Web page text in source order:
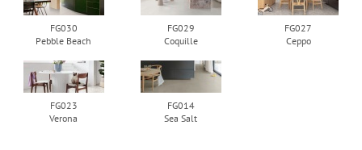
FG030
Pebble Beach
FG029
Coquille
FG027
Ceppo
FG023
Verona
FG014
Sea Salt